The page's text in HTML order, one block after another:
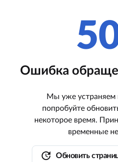
Ошибка
Мы уже устраняем
попробуйте
некоторое время.
временные
update Обновить